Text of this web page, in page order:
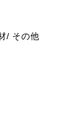
/ その他